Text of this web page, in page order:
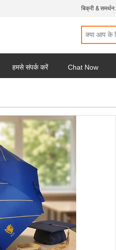
बिक्री & समर्थन:
हमसे संपर्क करें Chat Now